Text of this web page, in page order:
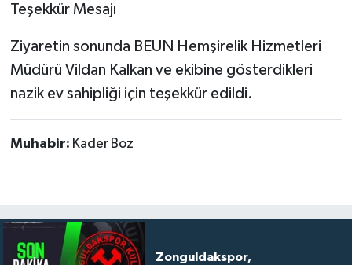
Teşekkür Mesajı
Ziyaretin sonunda BEUN Hemşirelik Hizmetleri
Müdürü Vildan Kalkan ve ekibine gösterdikleri
nazik ev sahipliği için teşekkür edildi.
Muhabir: Kader Boz
Zonguldakspor,